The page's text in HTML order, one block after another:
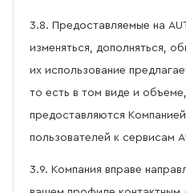
3.8. Предоставляемые на
изменяться, дополняться,
их использование
то есть в том виде и
предоставляются
пользователей к сервисам
3.9. Компания вправе